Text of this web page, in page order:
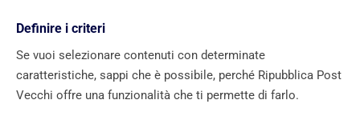
Definire i criteri
Se vuoi selezionare contenuti con determinate
caratteristiche, sappi che è possibile, perché Ripubblica Post
Vecchi offre una funzionalità che ti permette di farlo.